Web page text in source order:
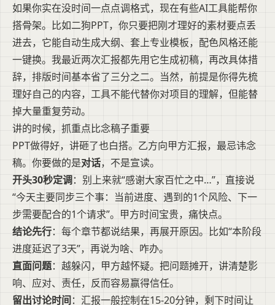
如果你实在没时间一点点调格式，现在有些AI工具能帮你
搭骨架。比如二狗PPT，你只要把刚才理好的素材要点丢
进去，它能自动生成大纲、套上专业模板，配色风格还能
一键换。我最近两次汇报都先用它生成初稿，再改具体措
辞，排版时间基本省了三分之二。当然，前提是你得先梳
理好自己的内容，工具不能代替你对项目的理解，但能替
掉大量重复劳动。
讲的时候，抓重点比念稿子重要
PPT做得好，讲砸了也白搭。乙方向甲方汇报，最忌讳念
稿。你要做的是对话，不是宣读。
开头30秒定调：别上来就“感谢大家百忙之中…”，直接说
“今天主要同步三个事：当前进度、遇到的1个风险、下一
步需要配合的1个请求”。甲方时间宝贵，痛快点。
结论先行：每个章节都说结果，再展开原因。比如“本阶段
进度延迟了3天”，再说为啥、咋办。
直面问题：越躲闪，甲方越怀疑。把问题摊开，讲清楚影
响、应对、责任，反而容易赢得信任。
留出讨论时间：汇报一般控制在15-20分钟，剩下时间让